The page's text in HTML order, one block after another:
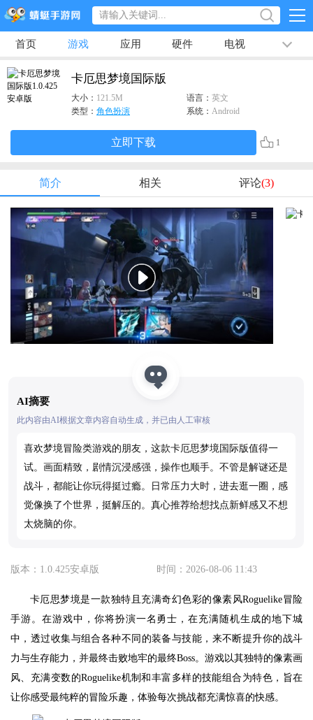
首页 游戏 应用 硬件 电视 排行榜
专题
卡厄思梦境国际版
大小： 121.5M 语言： 英文
类型： 角色扮演 系统： Android
立即下载 1
简介 相关 评论(3)
AI摘要
此内容由AI根据文章内容自动生成，并已由人工审核
喜欢梦境冒险类游戏的朋友，这款卡厄思梦境国际版值得一
试。画面精致，剧情沉浸感强，操作也顺手。不管是解谜还是
战斗，都能让你玩得挺过瘾。日常压力大时，进去逛一圈，感
觉像换了个世界，挺解压的。真心推荐给想找点新鲜感又不想
太烧脑的你。
版本：1.0.425安卓版 时间：2026-08-06 11:43
卡厄思梦境是一款独特且充满奇幻色彩的像素风Roguelike冒险
手游。在游戏中，你将扮演一名勇士，在充满随机生成的地下城
中，透过收集与组合各种不同的装备与技能，来不断提升你的战斗
力与生存能力，并最终击败地牢的最终Boss。游戏以其独特的像素画
风、充满变数的Roguelike机制和丰富多样的技能组合为特色，旨在
让你感受最纯粹的冒险乐趣，体验每次挑战都充满惊喜的快感。